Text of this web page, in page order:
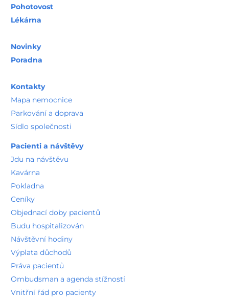
Pohotovost
Lékárna
Novinky
Poradna
Kontakty
Mapa nemocnice
Parkování a doprava
Sídlo společnosti
Pacienti a návštěvy
Jdu na návštěvu
Kavárna
Pokladna
Ceníky
Objednací doby pacientů
Budu hospitalizován
Návštěvní hodiny
Výplata důchodů
Práva pacientů
Ombudsman a agenda stížností
Vnitřní řád pro pacienty